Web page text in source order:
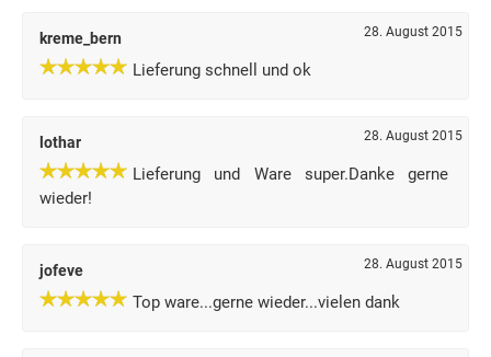
kreme_bern 28. August 2015
Lieferung schnell und ok
lothar 28. August 2015
Lieferung und Ware super.Danke gerne
wieder!
jofeve 28. August 2015
Top ware...gerne wieder...vielen dank